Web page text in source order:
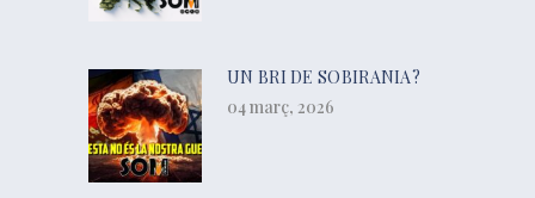
UN BRI DE SOBIRANIA?
04 març, 2026